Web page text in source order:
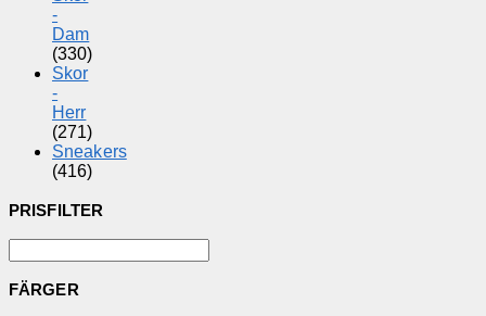
-
Dam
(330)
Skor
-
Herr
(271)
Sneakers
(416)
PRISFILTER
FÄRGER